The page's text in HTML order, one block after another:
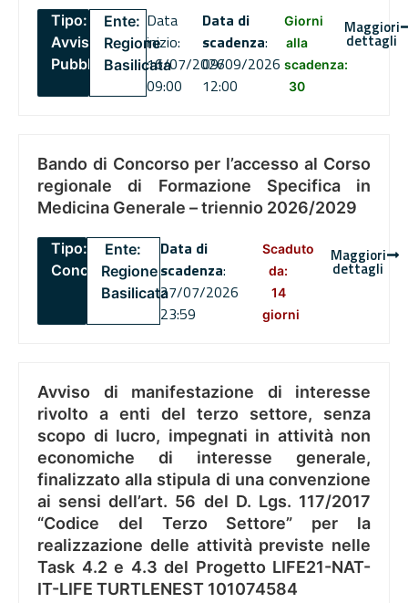
Tipo:
Avviso
Pubblico
Ente:
Regione
Basilicata
Data
inizio:
16/07/2026
09:00
Data di
scadenza:
09/09/2026
12:00
Giorni
alla
scadenza:
30
Maggiori
dettagli
Bando di Concorso per l’accesso al Corso
regionale di Formazione Specifica in
Medicina Generale – triennio 2026/2029
Tipo:
Concorsi
Ente:
Regione
Basilicata
Data di
scadenza:
27/07/2026
23:59
Scaduto
da:
14
giorni
Maggiori
dettagli
Avviso di manifestazione di interesse
rivolto a enti del terzo settore, senza
scopo di lucro, impegnati in attività non
economiche di interesse generale,
finalizzato alla stipula di una convenzione
ai sensi dell’art. 56 del D. Lgs. 117/2017
“Codice del Terzo Settore” per la
realizzazione delle attività previste nelle
Task 4.2 e 4.3 del Progetto LIFE21-NAT-
IT-LIFE TURTLENEST 101074584